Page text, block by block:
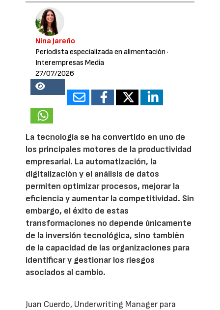
Nina Jareño
Periodista especializada en alimentación ·
Interempresas Media
27/07/2026
15897
La tecnología se ha convertido en uno de
los principales motores de la productividad
empresarial. La automatización, la
digitalización y el análisis de datos
permiten optimizar procesos, mejorar la
eficiencia y aumentar la competitividad. Sin
embargo, el éxito de estas
transformaciones no depende únicamente
de la inversión tecnológica, sino también
de la capacidad de las organizaciones para
identificar y gestionar los riesgos
asociados al cambio.
Juan Cuerdo, Underwriting Manager para